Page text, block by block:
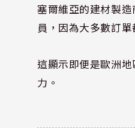
塞爾維亞的建材製
員，因為大多數訂
這顯示即便是歐洲
力。